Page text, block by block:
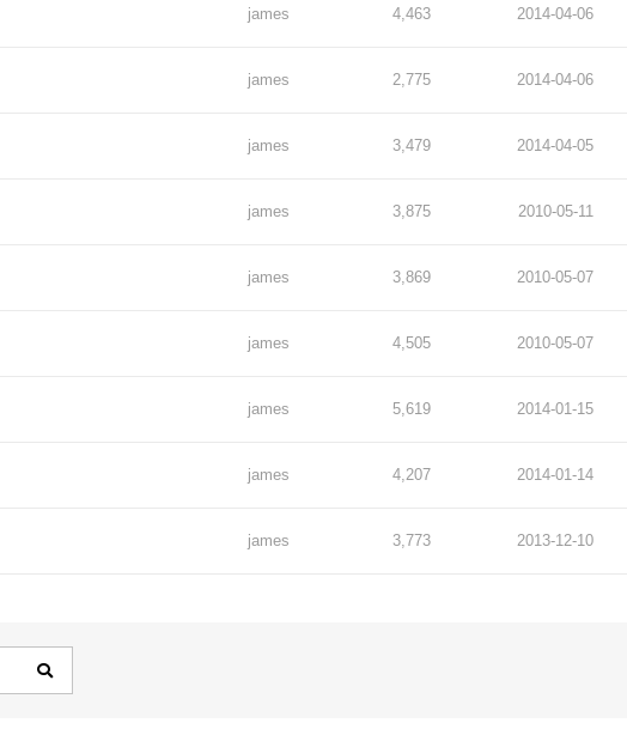
james 4,463 2014-04-06
james 2,775 2014-04-06
james 3,479 2014-04-05
james 3,875 2010-05-11
james 3,869 2010-05-07
james 4,505 2010-05-07
james 5,619 2014-01-15
james 4,207 2014-01-14
james 3,773 2013-12-10